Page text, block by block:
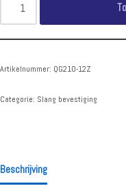
Artikelnummer: QG210-12Z
Categorie: Slang bevestiging
Beschrijving